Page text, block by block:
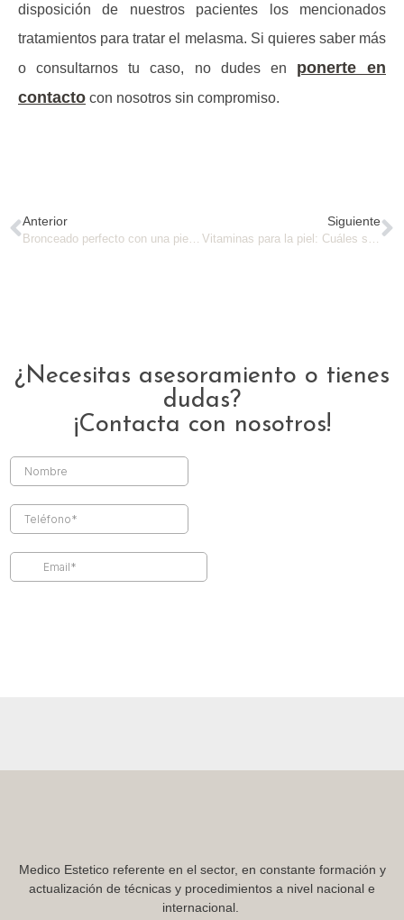
disposición de nuestros pacientes los mencionados
tratamientos para tratar el melasma. Si quieres saber más
o consultarnos tu caso, no dudes en ponerte en
contacto con nosotros sin compromiso.
Anterior
Bronceado perfecto con una piel sana
Siguiente
Vitaminas para la piel: Cuáles son y cómo obtenerlas
¿Necesitas asesoramiento o tienes
dudas?
¡Contacta con nosotros!
Medico Estetico referente en el sector, en constante formación y
actualización de técnicas y procedimientos a nivel nacional e
internacional.